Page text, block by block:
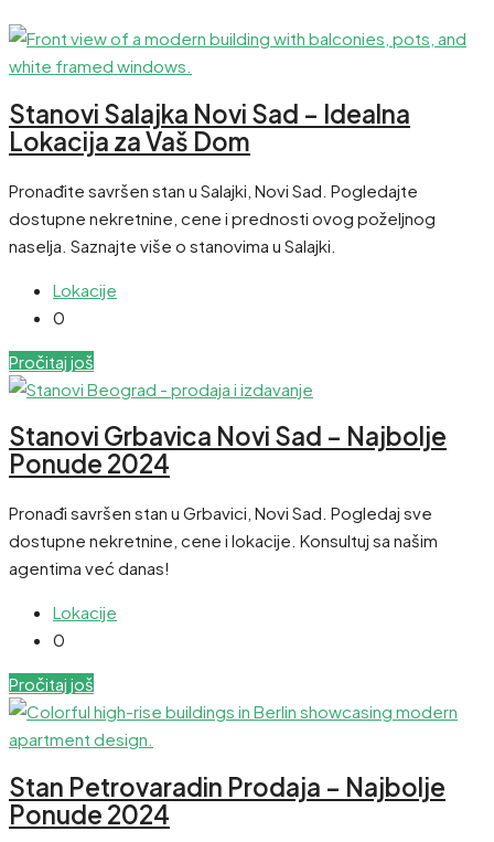
Stanovi Salajka Novi Sad – Idealna
Lokacija za Vaš Dom
Pronađite savršen stan u Salajki, Novi Sad. Pogledajte
dostupne nekretnine, cene i prednosti ovog poželjnog
naselja. Saznajte više o stanovima u Salajki.
Lokacije
0
Pročitaj još
Stanovi Grbavica Novi Sad – Najbolje
Ponude 2024
Pronađi savršen stan u Grbavici, Novi Sad. Pogledaj sve
dostupne nekretnine, cene i lokacije. Konsultuj sa našim
agentima već danas!
Lokacije
0
Pročitaj još
Stan Petrovaradin Prodaja – Najbolje
Ponude 2024